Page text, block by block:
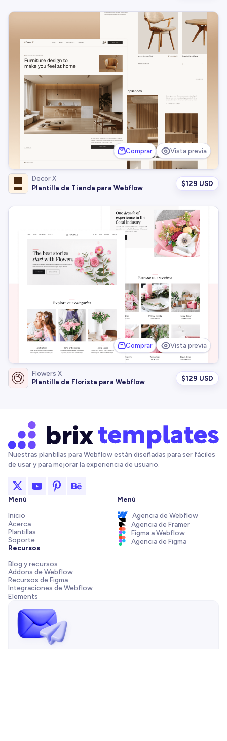
Comprar Vista previa
Decor X
Plantilla de Tienda para Webflow
$129 USD
Comprar Vista previa
Flowers X
Plantilla de Florista para Webflow
$129 USD
Nuestras plantillas para Webflow están diseñadas para ser fáciles
de usar y para mejorar la experiencia de usuario.
Menú
Inicio
Acerca
Plantillas
Soporte
Recursos
Blog y recursos
Addons de Webflow
Recursos de Figma
Integraciones de Webflow
Elements
Menú
Agencia de Webflow
Agencia de Framer
Figma a Webflow
Agencia de Figma